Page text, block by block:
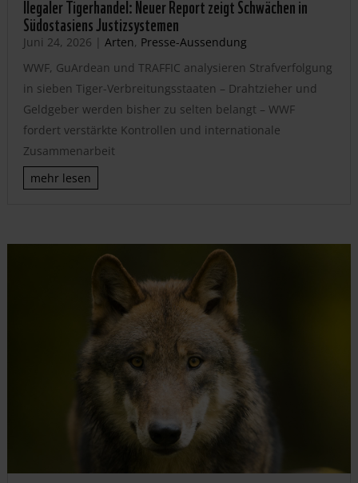
llegaler Tigerhandel: Neuer Report zeigt Schwächen in
Südostasiens Justizsystemen
Juni 24, 2026 | Arten, Presse-Aussendung
WWF, GuArdean und TRAFFIC analysieren Strafverfolgung
in sieben Tiger-Verbreitungsstaaten – Drahtzieher und
Geldgeber werden bisher zu selten belangt – WWF
fordert verstärkte Kontrollen und internationale
Zusammenarbeit
mehr lesen